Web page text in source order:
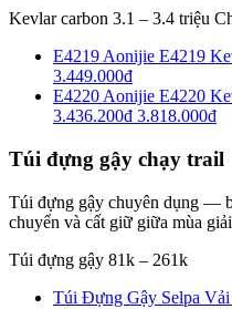
Kevlar carbon 3.1 – 3.4 triệu
E4219Aonijie E4219
3.449.000đ
E4220Aonijie E4220
3.436.200đ 3.818.000đ
Túi đựng gậy chạy trail
Túi đựng gậy chuyên dụng —
chuyển và cất giữ giữa mùa
Túi đựng gậy 81k – 261k
Túi Đựng Gậy Selpa Vải